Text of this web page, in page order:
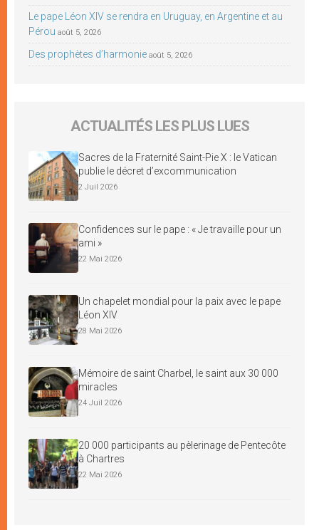
Le pape Léon XIV se rendra en Uruguay, en Argentine et au
Pérou août 5, 2026
Des prophètes d’harmonie août 5, 2026
ACTUALITÉS LES PLUS LUES
Sacres de la Fraternité Saint-Pie X : le Vatican
publie le décret d’excommunication
2 Juil 2026
Confidences sur le pape : « Je travaille pour un
ami »
22 Mai 2026
Un chapelet mondial pour la paix avec le pape
Léon XIV
28 Mai 2026
Mémoire de saint Charbel, le saint aux 30 000
miracles
24 Juil 2026
20 000 participants au pèlerinage de Pentecôte
à Chartres
22 Mai 2026